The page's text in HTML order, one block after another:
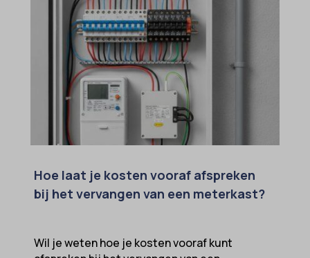
Hoe laat je kosten vooraf afspreken
bij het vervangen van een meterkast?
Wil je weten hoe je kosten vooraf kunt